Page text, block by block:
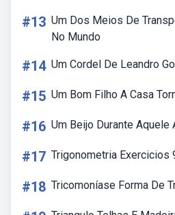
#13 Um Dos Meios De
No Mundo
#14 Um Cordel De Leandro
#15 Um Bom Filho A Casa
#16 Um Beijo Durante Aquele
#17 Trigonometria Exercicios
#18 Tricomoníase Forma De